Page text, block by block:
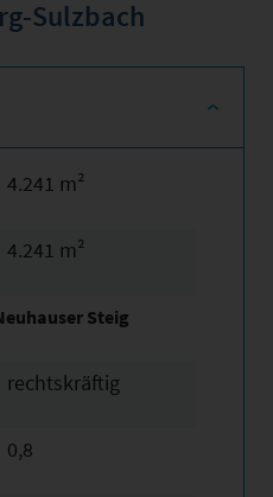
Sulzbach
4.241 m²
4.241 m²
Steig
rechtskräftig
0,8